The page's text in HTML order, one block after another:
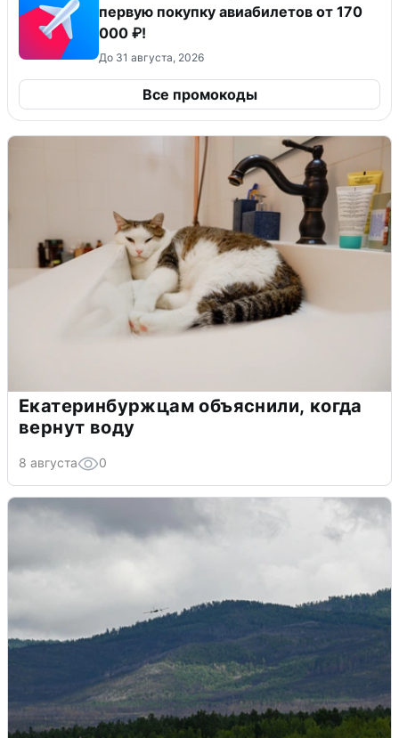
первую покупку авиабилетов от 170
000 ₽!
До 31 августа, 2026
Все промокоды
Екатеринбуржцам объяснили, когда
вернут воду
8 августа 0